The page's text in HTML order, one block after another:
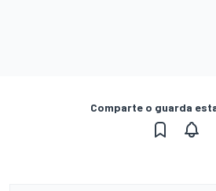
Comparte o guarda